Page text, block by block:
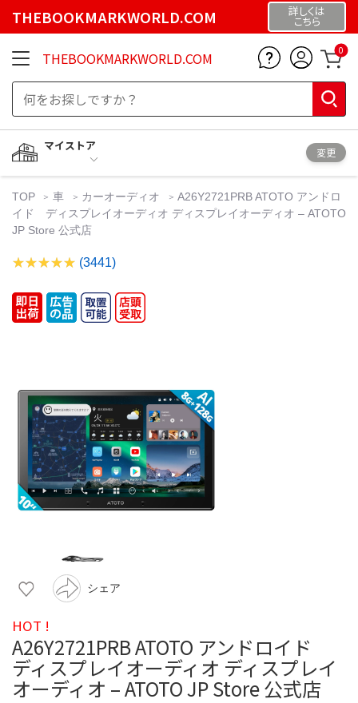
THEBOOKMARKWORLD.COM 詳しくは
こちら
THEBOOKMARKWORLD.COM 0
マイストア
変更
TOP 車 カーオーディオ
A26Y2721PRB ATOTO アンドロ
イド ディスプレイオーディオ ディスプレイオーディオ – ATOTO
JP Store 公式店
(3441)
シェア
HOT !
A26Y2721PRB ATOTO アンドロイド
ディスプレイオーディオ ディスプレイ
オーディオ – ATOTO JP Store 公式店